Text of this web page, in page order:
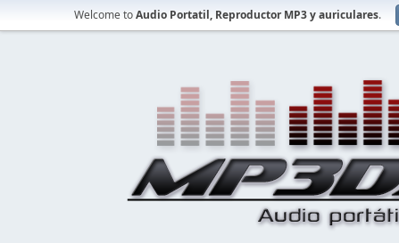
Welcome toAudio Portatil, Reproductor MP3 y auriculares.